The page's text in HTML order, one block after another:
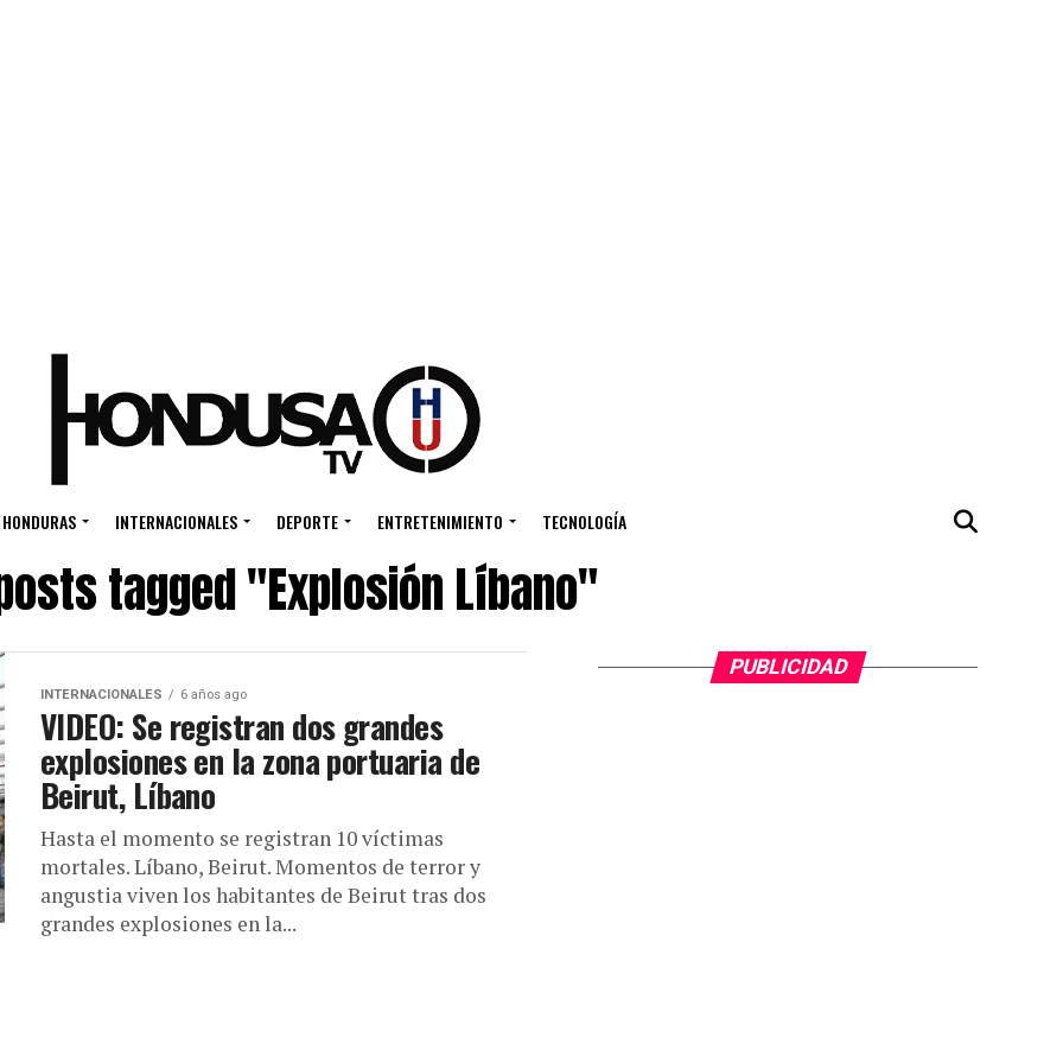
HONDURAS INTERNACIONALES DEPORTE ENTRETENIMIENTO TECNOLOGÍA
tagged "Explosión Líbano"
INTERNACIONALES 6 años ago
VIDEO: Se registran dos grandes
explosiones en la zona portuaria de
Beirut, Líbano
Hasta el momento se registran 10 víctimas
mortales. Líbano, Beirut. Momentos de terror y
angustia viven los habitantes de Beirut tras dos
grandes explosiones en la...
PUBLICIDAD